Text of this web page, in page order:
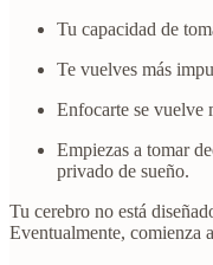
Tu capacidad de
Te vuelves más
Enfocarte se vuelve
Empiezas a tomar
privado de sueño.
Tu cerebro no está
Eventualmente, comienza